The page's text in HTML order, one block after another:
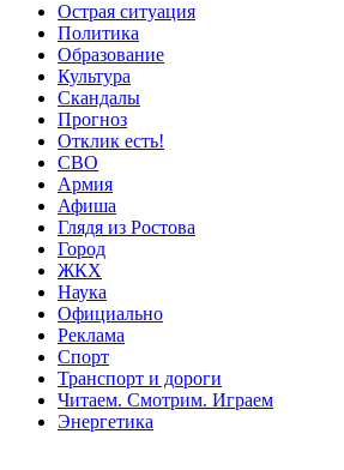
Острая ситуация
Политика
Образование
Культура
Скандалы
Прогноз
Отклик есть!
СВО
Армия
Афиша
Глядя из Ростова
Город
ЖКХ
Наука
Официально
Реклама
Спорт
Транспорт и дороги
Читаем. Смотрим. Играем
Энергетика